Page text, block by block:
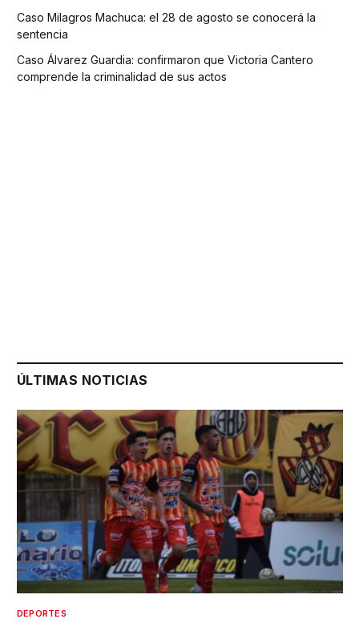
Caso Milagros Machuca: el 28 de agosto se conocerá la
sentencia
Caso Álvarez Guardia: confirmaron que Victoria Cantero
comprende la criminalidad de sus actos
ÚLTIMAS NOTICIAS
DEPORTES